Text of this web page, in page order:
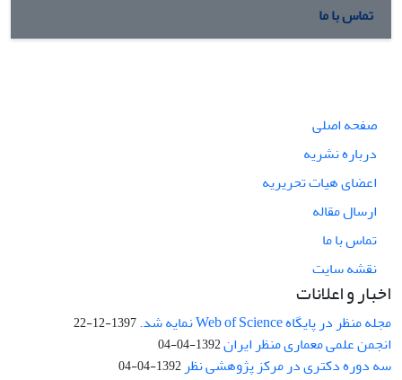
تماس با ما
صفحه اصلی
درباره نشریه
اعضای هیات تحریریه
ارسال مقاله
تماس با ما
نقشه سایت
اخبار و اعلانات
مجله منظر در پایگاه Web of Science نمایه شد. 1397-12-22
انجمن علمی معماری منظر ایران1392-04-04
سه دوره دکتری در مرکز پژوهشی نظر 1392-04-04